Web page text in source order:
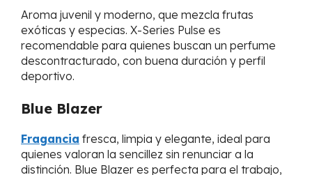
Aroma juvenil y moderno, que mezcla frutas
exóticas y especias. X-Series Pulse es
recomendable para quienes buscan un perfume
descontracturado, con buena duración y perfil
deportivo.
Blue Blazer
Fragancia fresca, limpia y elegante, ideal para
quienes valoran la sencillez sin renunciar a la
distinción. Blue Blazer es perfecta para el trabajo,